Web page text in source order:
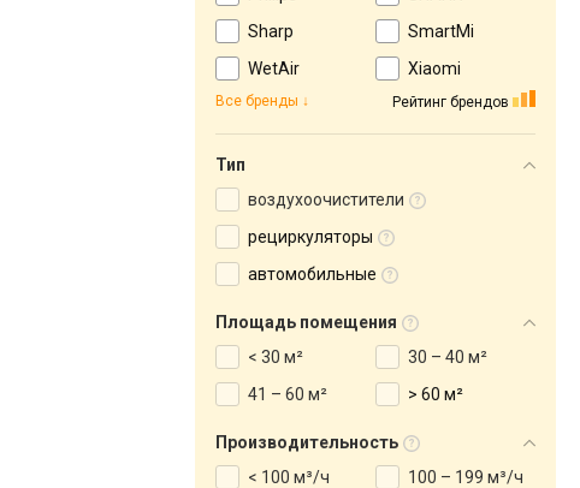
Sharp
SmartMi
WetAir
Xiaomi
Рейтинг брендов
Все бренды
Тип
воздухоочистители
рециркуляторы
автомобильные
Площадь помещения
< 30 м²
30 – 40 м²
41 – 60 м²
> 60 м²
Производительность
< 100 м³/ч
100 – 199 м³/ч